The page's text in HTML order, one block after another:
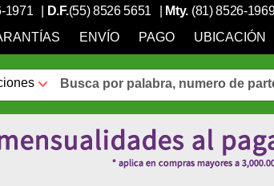
1971 D.F.(55) 8526 5651 Mty. (81) 8526-
ENVÍO PAGO UBICACIÓN